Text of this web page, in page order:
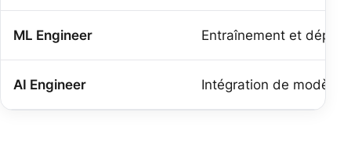
ML Engineer Entraînement et
AI Engineer Intégration de